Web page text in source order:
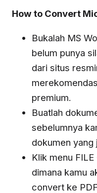
How to Convert
Bukalah MS
belum punya
dari situs
premium.
Buatlah
sebelumnya
dokumen yang
Klik menu
dimana kamu
convert ke